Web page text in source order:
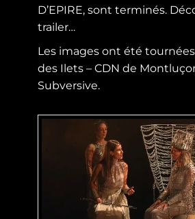
D’EPIRE, sont terminés.
trailer…
Les images ont été
des Ilets – CDN de
Subversive.